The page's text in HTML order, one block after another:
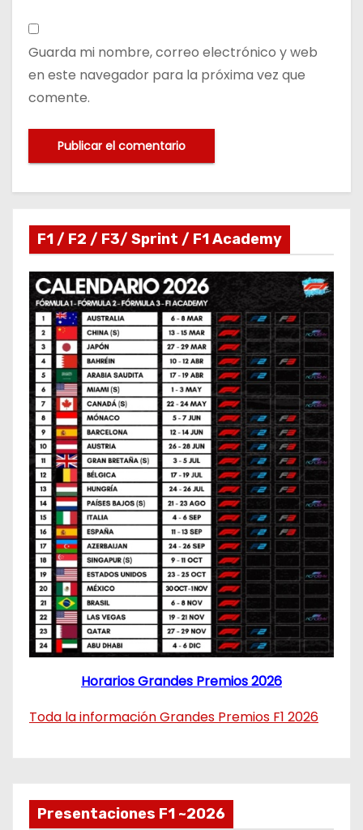
Guarda mi nombre, correo electrónico y web
en este navegador para la próxima vez que
comente.
F1 / F2 / F3/ Sprint / F1 Academy
Horarios Grandes Premios 2026
Toda la información Grandes Premios F1 2026
Presentaciones F1 ~2026